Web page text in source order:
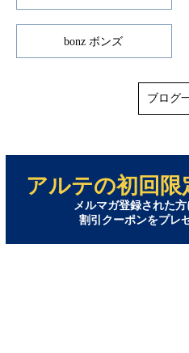
bonz ボンズ
ブログ
アルテの初回
メルマガ登録された
割引クーポンをプレ